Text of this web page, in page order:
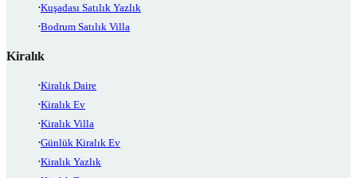
Kuşadası Satılık Yazlık
Bodrum Satılık Villa
Kiralık
Kiralık Daire
Kiralık Ev
Kiralık Villa
Günlük Kiralık Ev
Kiralık Yazlık